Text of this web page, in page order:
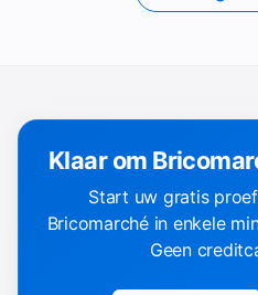
Klaar om
Start uw gratis
Bricomarché in enkele
Geen